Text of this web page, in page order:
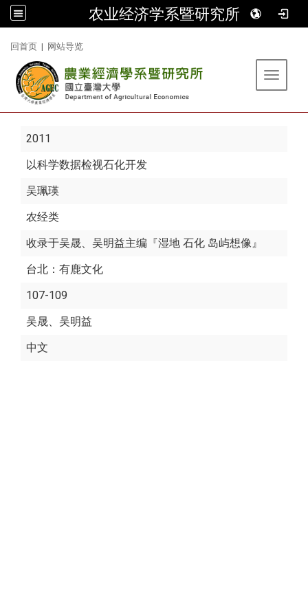
农业经济学系暨研究所
回首页 | 网站导览
Toggle
2011
以科学数据检视石化开发
吴珮瑛
农经类
收录于吴晟、吴明益主编『湿地 石化 岛屿想像』
台北：有鹿文化
107-109
吴晟、吴明益
中文